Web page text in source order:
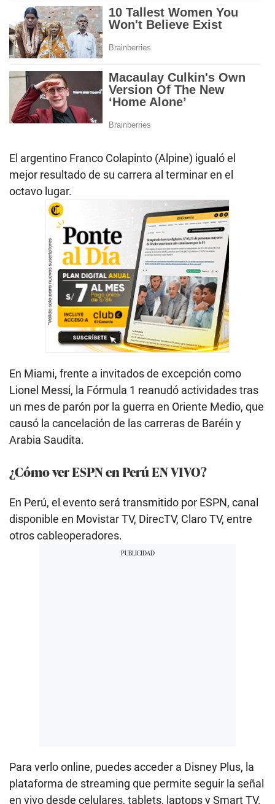
El argentino Franco Colapinto (Alpine) igualó el
mejor resultado de su carrera al terminar en el
octavo lugar.
En Miami, frente a invitados de excepción como
Lionel Messi, la Fórmula 1 reanudó actividades tras
un mes de parón por la guerra en Oriente Medio, que
causó la cancelación de las carreras de Baréin y
Arabia Saudita.
¿Cómo ver ESPN en Perú EN VIVO?
En Perú, el evento será transmitido por ESPN, canal
disponible en Movistar TV, DirecTV, Claro TV, entre
otros cableoperadores.
Para verlo online, puedes acceder a Disney Plus, la
plataforma de streaming que permite seguir la señal
en vivo desde celulares, tablets, laptops y Smart TV.